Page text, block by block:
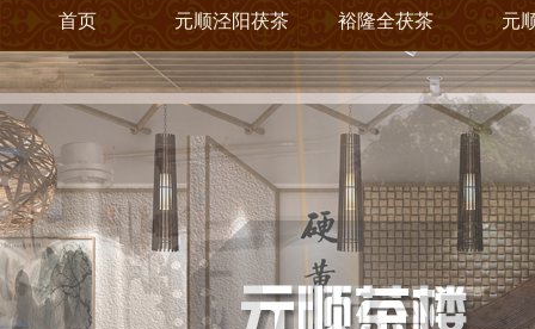
首页 元顺泾阳茯茶 裕隆全茯茶 元